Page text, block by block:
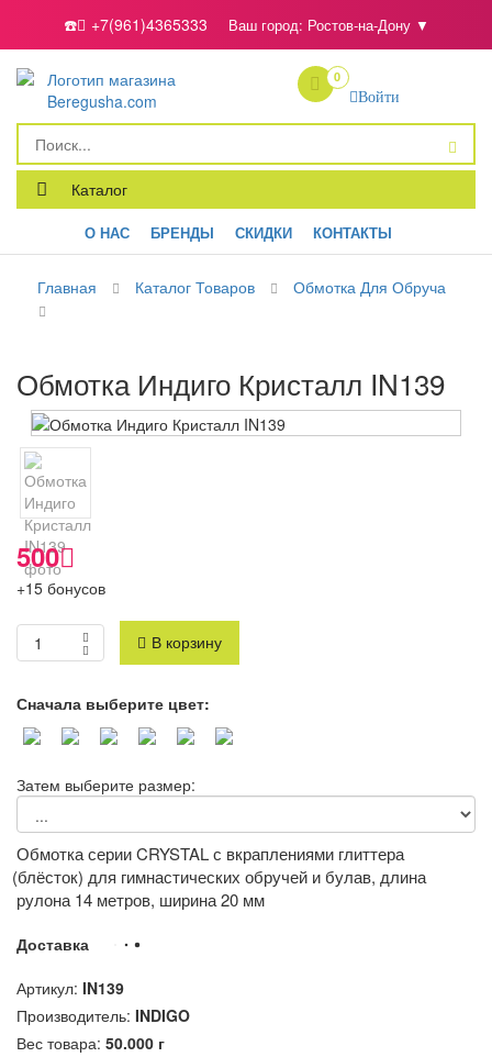
☎️ +7(961)4365333 Ваш город: Ростов-на-Дону▼
0
Войти
Каталог
О НАС БРЕНДЫ СКИДКИ КОНТАКТЫ
Главная Каталог Товаров Обмотка Для Обруча
Обмотка Индиго Кристалл IN139
500
+15 бонусов
В корзину
Сначала выберите цвет:
Затем выберите размер:
Обмотка серии CRYSTAL с вкраплениями глиттера
(блёсток) для гимнастических обручей и булав, длина
рулона 14 метров, ширина 20 мм
Доставка
Артикул: IN139
Производитель: INDIGO
Вес товара: 50.000 г